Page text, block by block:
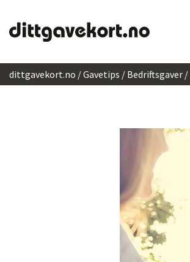
dittgavekort.no Gavetips Bedriftsgaver